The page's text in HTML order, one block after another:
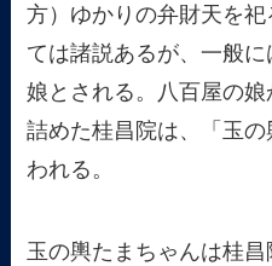
方）ゆかりの弁財天を
ては諸説あるが、一般
娘とされる。八百屋の
詰めた桂昌院は、「玉
われる。
玉の輿たまちゃんは桂